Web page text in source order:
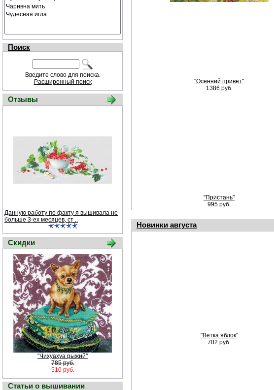
Поиск
Введите слово для поиска.
Расширенный поиск
Отзывы
Данную работу по факту я вышивала не
больше 3-ех месяцев, ст ..
Скидки
"Чихуахуа рыжий"
785 руб.
510 руб.
Статьи о вышивании
"Осенний привет"
1386 руб.
"Пристань"
995 руб.
Новинки августа
"Ветка яблок"
702 руб.